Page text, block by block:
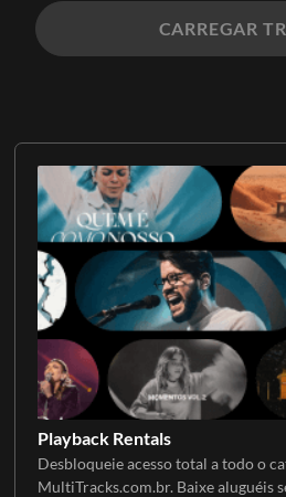
Playback Rentals
Desbloqueie acesso total a todo o
MultiTracks.com.br. Baixe aluguéis
CARREGAR